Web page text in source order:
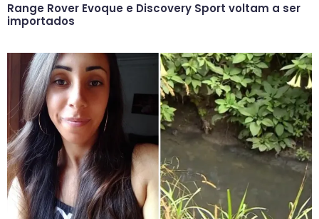
Range Rover Evoque e Discovery Sport voltam a ser
importados